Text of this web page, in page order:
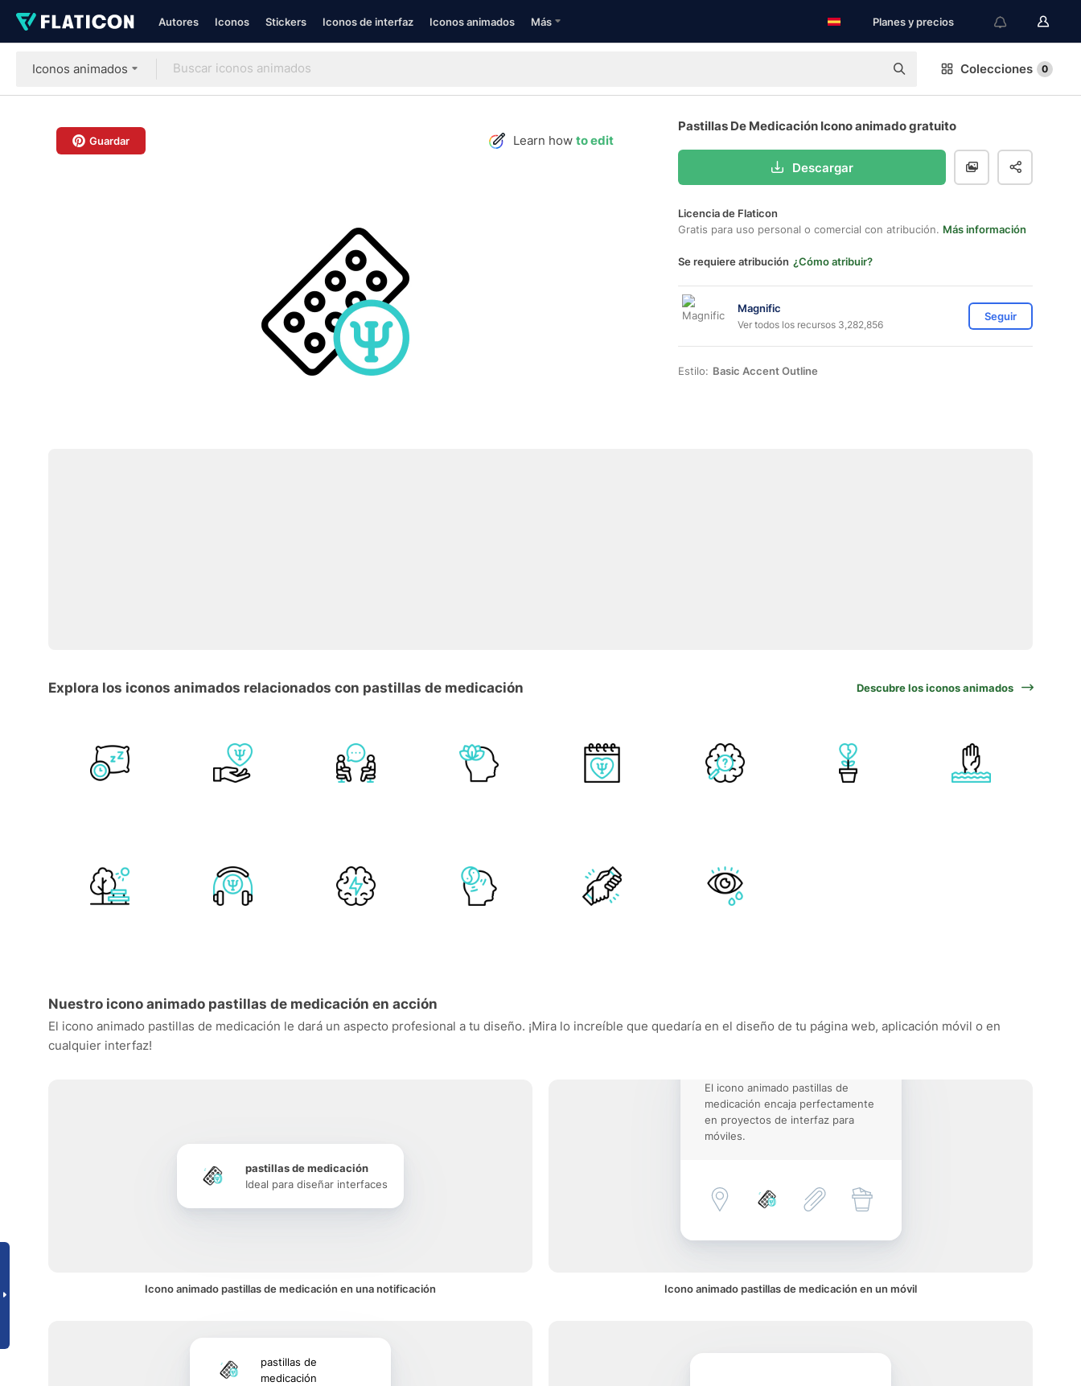
Autores Iconos Stickers Iconos de interfaz Iconos animados Más Planes y precios
Iconos animados Colecciones 0
Guardar Learn how to edit
Pastillas De Medicación Icono animado gratuito
Descargar
Licencia de Flaticon
Gratis para uso personal o comercial con atribución. Más información
Se requiere atribución ¿Cómo atribuir?
Magnific
Ver todos los recursos 3,282,856
Seguir
Estilo: Basic Accent Outline
Explora los iconos animados relacionados con pastillas de medicación Descubre los iconos animados
Nuestro icono animado pastillas de medicación en acción
El icono animado pastillas de medicación le dará un aspecto profesional a tu diseño. ¡Mira lo increíble que quedaría en el diseño de tu página web, aplicación móvil o en
cualquier interfaz!
pastillas de medicación
Ideal para diseñar interfaces
Icono animado pastillas de medicación en una notificación
El icono animado pastillas de
medicación encaja perfectamente
en proyectos de interfaz para
móviles.
Icono animado pastillas de medicación en un móvil
pastillas de
medicación